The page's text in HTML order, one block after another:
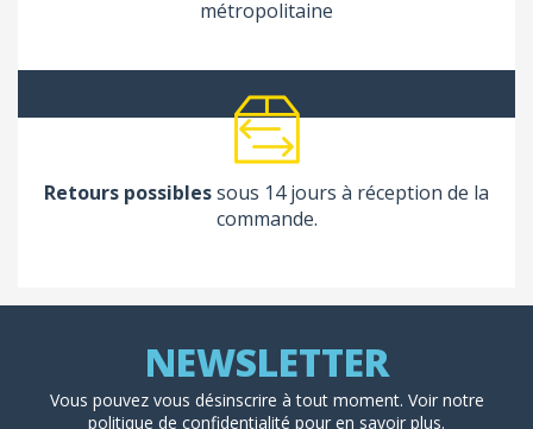
métropolitaine
Retours possiblessous 14 jours à réception de la
commande.
Vous pouvez vous désinscrire à tout moment. Voir notre
politique de confidentialité pour en savoir plus.